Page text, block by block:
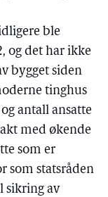
ble
og det har ikke
bygget siden
tinghus
antall ansatte
med økende
som er
som statsråden
sikring av